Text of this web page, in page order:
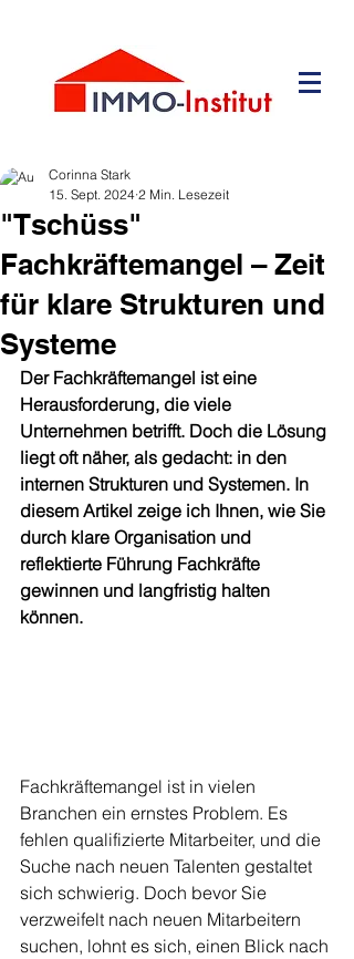
"Tschüss"
Fachkräftemangel – Zeit
für klare Strukturen und
Systeme
Corinna Stark
15. Sept. 2024 2 Min. Lesezeit
Der Fachkräftemangel ist eine
Herausforderung, die viele
Unternehmen betrifft. Doch die Lösung
liegt oft näher, als gedacht: in den
internen Strukturen und Systemen. In
diesem Artikel zeige ich Ihnen, wie Sie
durch klare Organisation und
reflektierte Führung Fachkräfte
gewinnen und langfristig halten
können.
Fachkräftemangel ist in vielen
Branchen ein ernstes Problem. Es
fehlen qualifizierte Mitarbeiter, und die
Suche nach neuen Talenten gestaltet
sich schwierig. Doch bevor Sie
verzweifelt nach neuen Mitarbeitern
suchen, lohnt es sich, einen Blick nach